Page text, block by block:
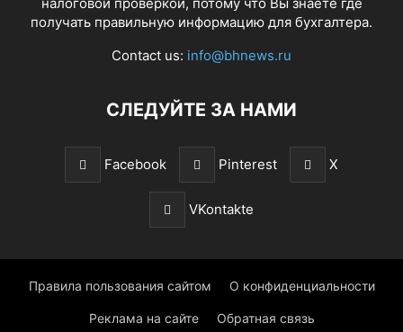
получать правильную информацию для бухгалтера.
Contact us: info@bhnews.ru
СЛЕДУЙТЕ ЗА НАМИ
Facebook Pinterest X
VKontakte
Правила пользования сайтом О конфиденциальности
Реклама на сайте Обратная связь